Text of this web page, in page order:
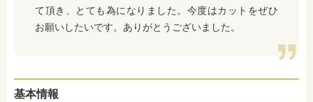
て頂き、とても為になりました。今度はカットをぜひ
お願いしたいです。ありがとうございました。
基本情報